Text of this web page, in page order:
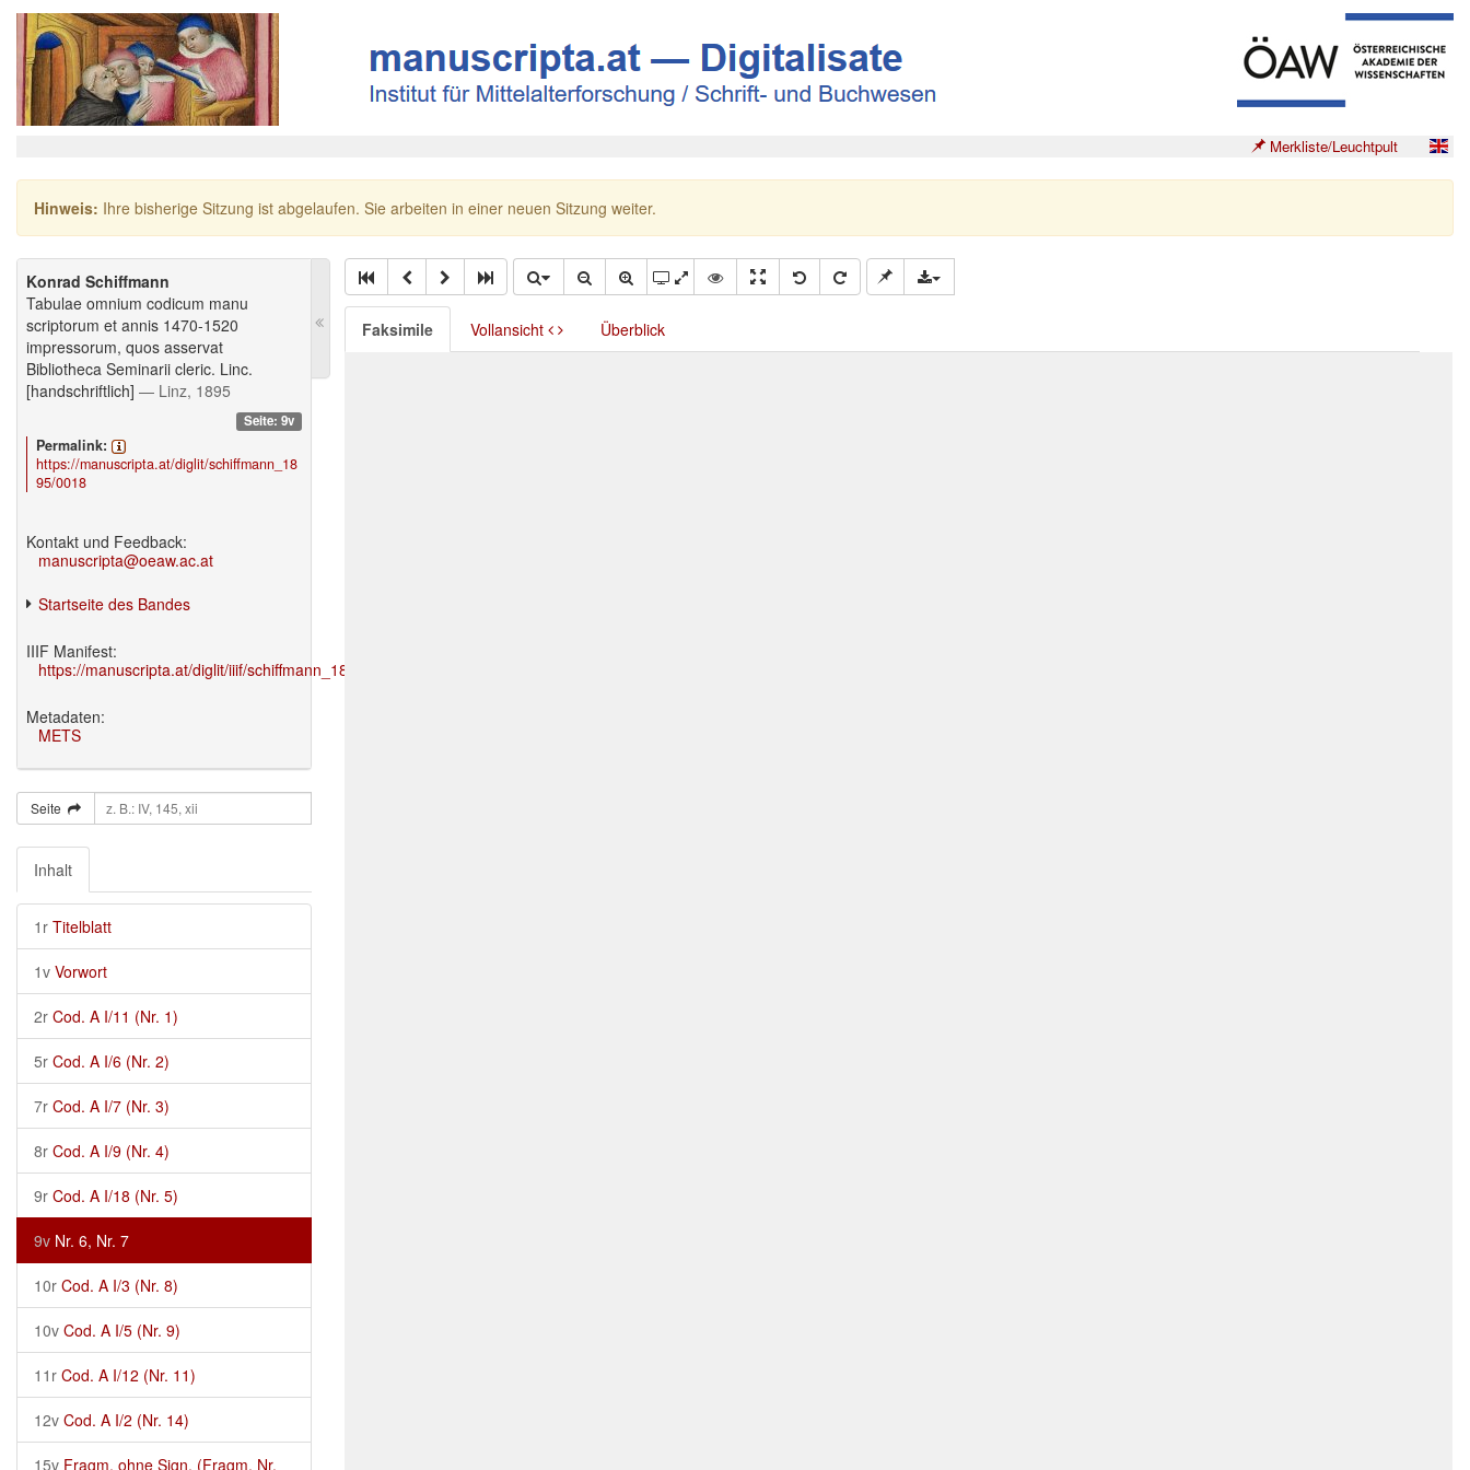
Merkliste/Leuchtpult
Hinweis: Ihre bisherige Sitzung ist abgelaufen. Sie arbeiten in einer neuen Sitzung weiter.
Konrad Schiffmann
Tabulae omnium codicum manu
scriptorum et annis 1470-1520
impressorum, quos asservat
Bibliotheca Seminarii cleric. Linc.
[handschriftlich] — Linz, 1895
Seite: 9v
Permalink:
https://manuscripta.at/diglit/schiffmann_18
95/0018
Kontakt und Feedback:
manuscripta@oeaw.ac.at
Startseite des Bandes
IIIF Manifest:
https://manuscripta.at/diglit/iiif/schiffmann_1895/manifest.json
Metadaten:
METS
Seite
Inhalt
1r Titelblatt
1v Vorwort
2r Cod. A I/11 (Nr. 1)
5r Cod. A I/6 (Nr. 2)
7r Cod. A I/7 (Nr. 3)
8r Cod. A I/9 (Nr. 4)
9r Cod. A I/18 (Nr. 5)
9v Nr. 6, Nr. 7
10r Cod. A I/3 (Nr. 8)
10v Cod. A I/5 (Nr. 9)
11r Cod. A I/12 (Nr. 11)
12v Cod. A I/2 (Nr. 14)
15v Fragm. ohne Sign. (Fragm. Nr.
Faksimile Vollansicht Überblick